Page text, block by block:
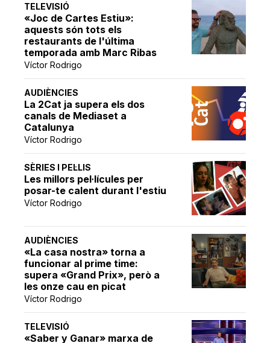
TELEVISIÓ
«Joc de Cartes Estiu»:
aquests són tots els
restaurants de l'última
temporada amb Marc Ribas
Víctor Rodrigo
AUDIÈNCIES
La 2Cat ja supera els dos
canals de Mediaset a
Catalunya
Víctor Rodrigo
SÈRIES I PEL·LIS
Les millors pel·lícules per
posar-te calent durant l'estiu
Víctor Rodrigo
AUDIÈNCIES
«La casa nostra» torna a
funcionar al prime time:
supera «Grand Prix», però a
les onze cau en picat
Víctor Rodrigo
TELEVISIÓ
«Saber y Ganar» marxa de